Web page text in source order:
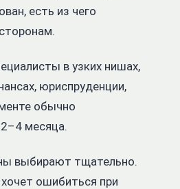
есть из чего
в узких нишах,
юриспруденции,
обычно
месяца.
выбирают тщательно.
ошибиться при